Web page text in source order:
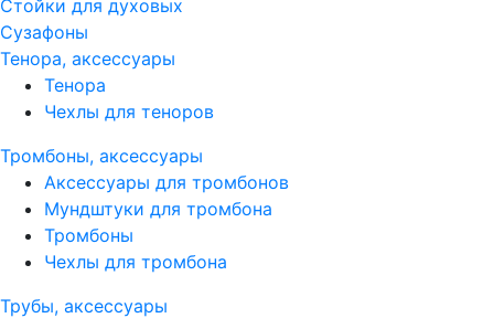
Стойки для духовых
Сузафоны
Тенора, аксессуары
Тенора
Чехлы для теноров
Тромбоны, аксессуары
Аксессуары для тромбонов
Мундштуки для тромбона
Тромбоны
Чехлы для тромбона
Трубы, аксессуары